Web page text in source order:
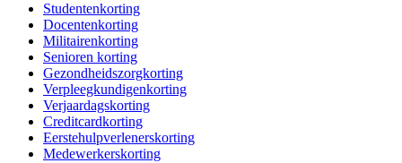
Studentenkorting
Docentenkorting
Militairenkorting
Senioren korting
Gezondheidszorgkorting
Verpleegkundigenkorting
Verjaardagskorting
Creditcardkorting
Eerstehulpverlenerskorting
Medewerkerskorting